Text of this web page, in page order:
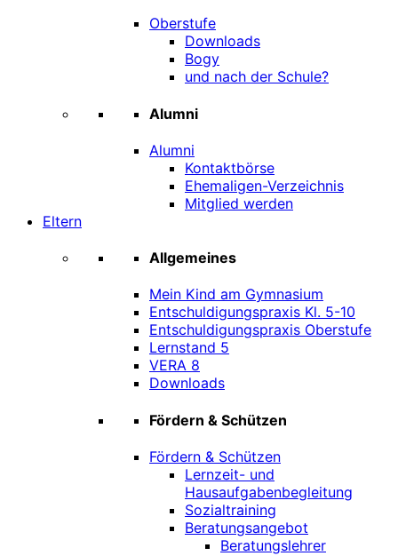
Oberstufe
Downloads
Bogy
und nach der Schule?
Alumni
Alumni
Kontaktbörse
Ehemaligen-Verzeichnis
Mitglied werden
Eltern
Allgemeines
Mein Kind am Gymnasium
Entschuldigungspraxis Kl. 5-10
Entschuldigungspraxis Oberstufe
Lernstand 5
VERA 8
Downloads
Fördern & Schützen
Fördern & Schützen
Lernzeit- und
Hausaufgabenbegleitung
Sozialtraining
Beratungsangebot
Beratungslehrer